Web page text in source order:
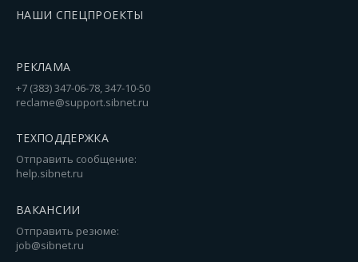
НАШИ СПЕЦПРОЕКТЫ
РЕКЛАМА
+7 (383) 347-06-78, 347-10-50
reclame@support.sibnet.ru
ТЕХПОДДЕРЖКА
Отправить сообщение:
help.sibnet.ru
ВАКАНСИИ
Отправить резюме:
job@sibnet.ru